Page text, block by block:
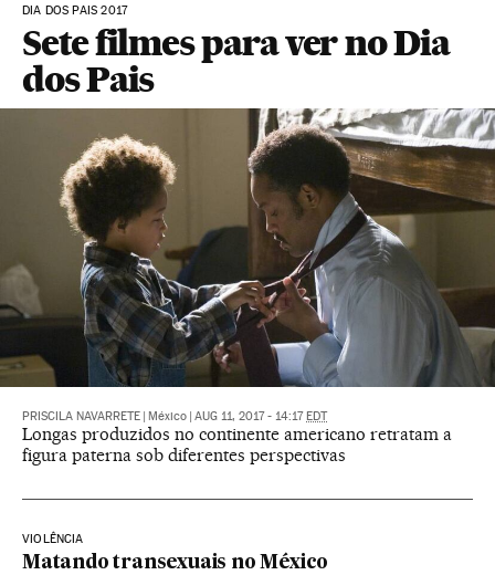
DIA DOS PAIS 2017
Sete filmes para ver no Dia
dos Pais
PRISCILA NAVARRETE México AUG 11, 2017 - 14:17 EDT
Longas produzidos no continente americano retratam a
figura paterna sob diferentes perspectivas
VIOLÊNCIA
Matando transexuais no México